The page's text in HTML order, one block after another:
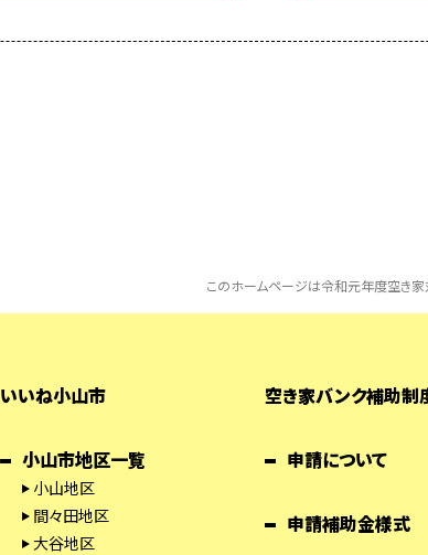
このホームページは令和元年度空き家
いいね小山市
小山市地区一覧
小山地区
間々田地区
大谷地区
空き家バンク補助制
申請について
申請補助金様式